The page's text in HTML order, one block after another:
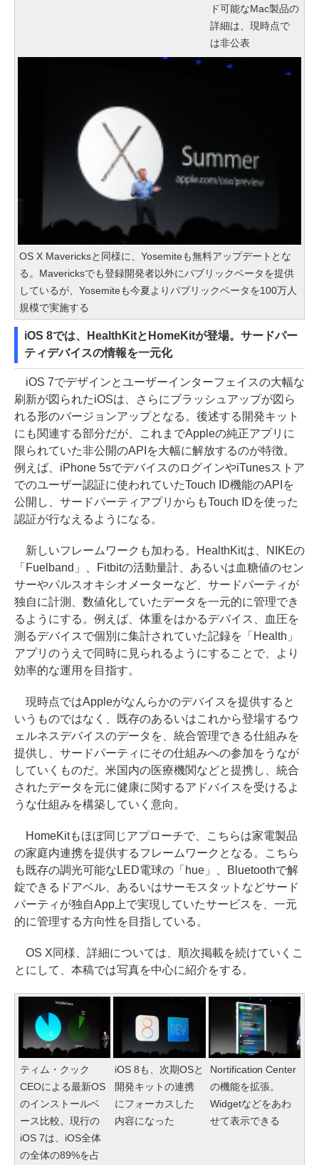
ド可能なMac製品の
詳細は、現時点で
は非公表
OS X Mavericksと同様に、Yosemiteも無料アップデートとな
る。Mavericksでも登録開発者以外にパブリックベータを提供
しているが、Yosemiteも今夏よりパブリックベータを100万人
規模で実施する
iOS 8では、HealthKitとHomeKitが登場。サードパー
ティデバイスの情報を一元化
iOS 7でデザインとユーザーインターフェイスの大幅な
刷新が図られたiOSは、さらにブラッシュアップが図ら
れる形のバージョンアップとなる。後述する開発キット
にも関連する部分だが、これまでAppleの純正アプリに
限られていた非公開のAPIを大幅に解放するのが特徴。
例えば、iPhone 5sでデバイスのログインやiTunesストア
でのユーザー認証に使われていたTouch ID機能のAPIを
公開し、サードパーティアプリからもTouch IDを使った
認証が行なえるようになる。
新しいフレームワークも加わる。HealthKitは、NIKEの
「Fuelband」、Fitbitの活動量計、あるいは血糖値のセン
サーやパルスオキシオメーターなど、サードパーティが
独自に計測、数値化していたデータを一元的に管理でき
るようにする。例えば、体重をはかるデバイス、血圧を
測るデバイスで個別に集計されていた記録を「Health」
アプリのうえで同時に見られるようにすることで、より
効率的な運用を目指す。
現時点ではAppleがなんらかのデバイスを提供すると
いうものではなく、既存のあるいはこれから登場するウ
ェルネスデバイスのデータを、統合管理できる仕組みを
提供し、サードパーティにその仕組みへの参加をうなが
していくものだ。米国内の医療機関などと提携し、統合
されたデータを元に健康に関するアドバイスを受けるよ
うな仕組みを構築していく意向。
HomeKitもほぼ同じアプローチで、こちらは家電製品
の家庭内連携を提供するフレームワークとなる。こちら
も既存の調光可能なLED電球の「hue」、Bluetoothで解
錠できるドアベル、あるいはサーモスタットなどサード
パーティが独自App上で実現していたサービスを、一元
的に管理する方向性を目指している。
OS X同様、詳細については、順次掲載を続けていくこ
とにして、本稿では写真を中心に紹介をする。
ティム・クック
CEOによる最新OS
のインストールベ
ース比較。現行の
iOS 7は、iOS全体
の全体の89%を占
iOS 8も、次期OSと
開発キットの連携
にフォーカスした
内容になった
Nortification Center
の機能を拡張。
Widgetなどをあわ
せて表示できる